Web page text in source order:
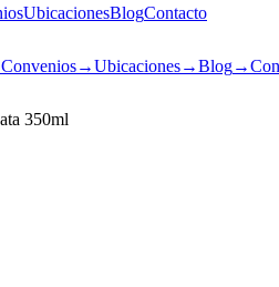
UbicacionesBlogContacto
Convenios→Ubicaciones→Blog→
350ml